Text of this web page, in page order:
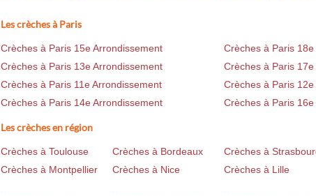
Les crèches à Paris
Crèches à Paris 15e Arrondissement
Crèches à Paris
Crèches à Paris 13e Arrondissement
Crèches à Paris
Crèches à Paris 11e Arrondissement
Crèches à Paris
Crèches à Paris 14e Arrondissement
Crèches à Paris
Les crèches en région
Crèches à Toulouse Crèches à Bordeaux Crèches à
Crèches à Montpellier
Crèches à Nice Crèches à Lille